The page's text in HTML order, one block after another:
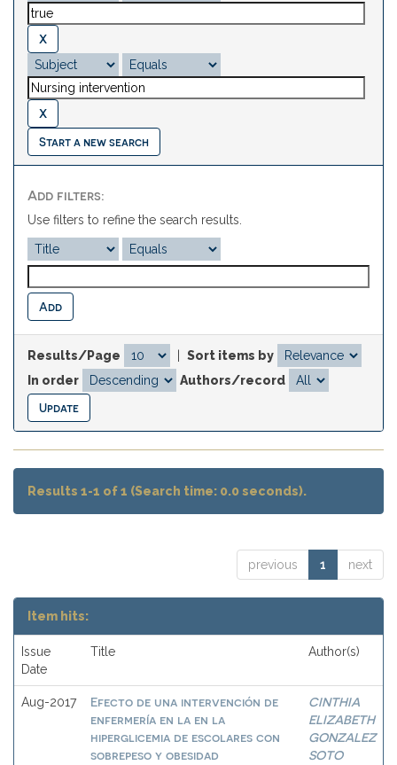
Start a new search
Add filters:
Use filters to refine the search results.
Results/Page
Sort items by
In order
Authors/record
Results 1-1 of 1 (Search time: 0.0 seconds).
previous 1 next
Item hits:
Issue
Date
Title Author(s)
Aug-2017
Efecto de una intervención de
enfermería en la en la
hiperglicemia de escolares con
sobrepeso y obesidad
CINTHIA
ELIZABETH
GONZALEZ
SOTO